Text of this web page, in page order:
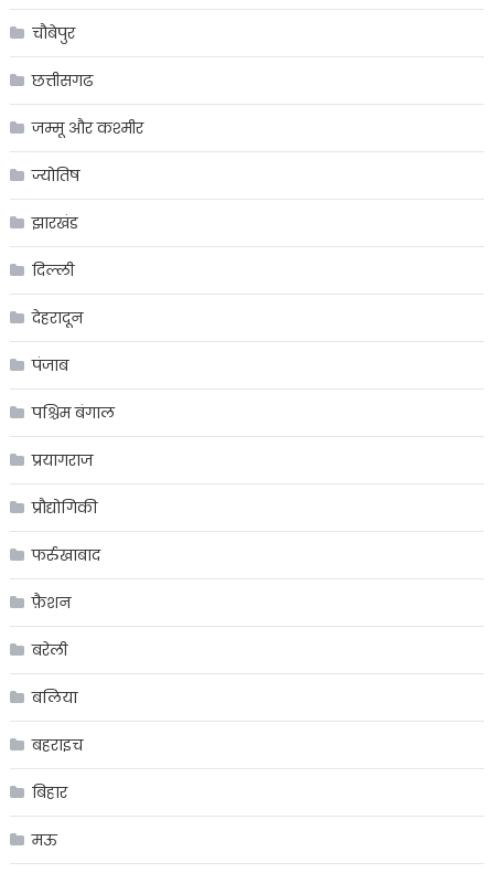
चौबेपुर
छत्तीसगढ
जम्मू और कश्मीर
ज्योतिष
झारखंड
दिल्ली
देहरादून
पंजाब
पश्चिम बंगाल
प्रयागराज
प्रौद्योगिकी
फर्रुखाबाद
फ़ैशन
बरेली
बलिया
बहराइच
बिहार
मऊ